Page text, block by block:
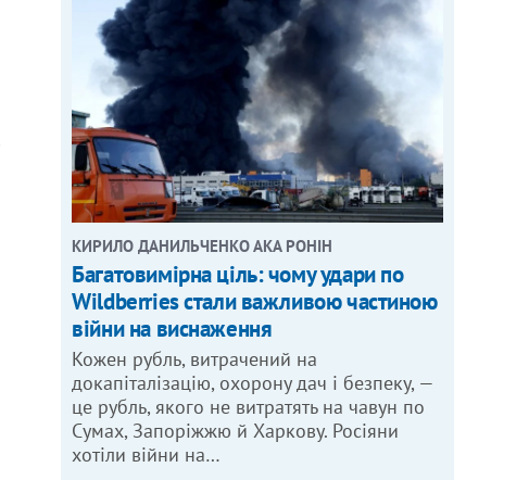
КИРИЛО ДАНИЛЬЧЕНКО АКА РОНІН
Багатовимірна ціль: чому удари по
Wildberries стали важливою частиною
війни на виснаження
Кожен рубль, витрачений на
докапіталізацію, охорону дач і безпеку, —
це рубль, якого не витратять на чавун по
Сумах, Запоріжжю й Харкову. Росіяни
хотіли війни на…